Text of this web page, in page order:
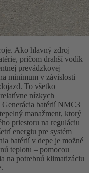
Ako hlavný zdroj
pričom drahší vodík
prevádzkovej
minimum v závislosti
To všetko
nízkych
batérií NMC3
manažment, ktorý
priestoru na reguláciu
energiu pre systém
batérií v depe je možné
teplotu – pomocou
na potrebnú klimatizáciu